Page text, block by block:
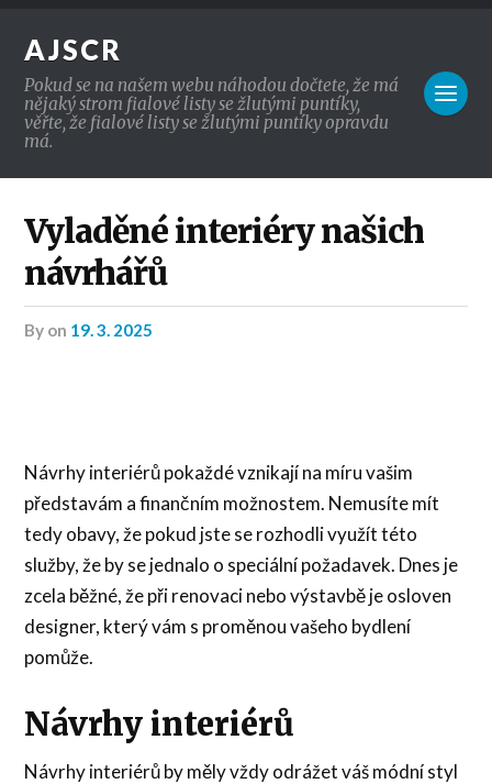
AJSCR
Pokud se na našem webu náhodou dočtete, že má
nějaký strom fialové listy se žlutými puntíky,
věřte, že fialové listy se žlutými puntíky opravdu
má.
Vyladěné interiéry našich
návrhářů
by on 19. 3. 2025
Návrhy interiérů pokaždé vznikají na míru vašim
představám a finančním možnostem. Nemusíte mít
tedy obavy, že pokud jste se rozhodli využít této
služby, že by se jednalo o speciální požadavek. Dnes je
zcela běžné, že při renovaci nebo výstavbě je osloven
designer, který vám s proměnou vašeho bydlení
pomůže.
Návrhy interiérů
Návrhy interiérů by měly vždy odrážet váš módní styl